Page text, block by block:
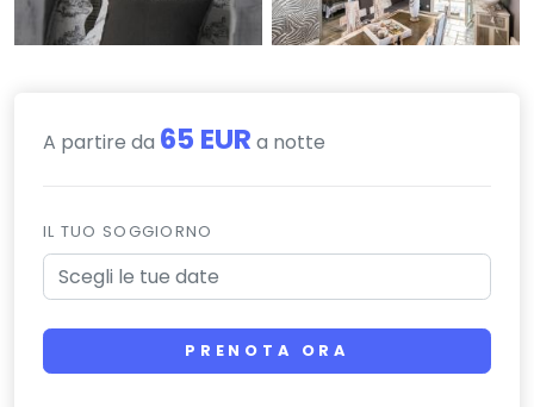
A partire da 65 EUR a notte
IL TUO SOGGIORNO
PRENOTA ORA